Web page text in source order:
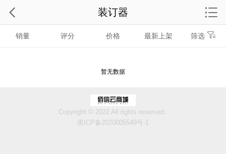
销量 评分 价格 最新上架 筛选
暂无数据
装订器
Copyright © 2022 All rights reserved.
黑ICP备2020005549号-1